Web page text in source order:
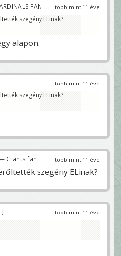
több mint 11 éve
FAN
szegény ELinak?
alapon.
több mint 11 éve
szegény ELinak?
több mint 11 éve
Giants fan
szegény ELinak?
több mint 11 éve